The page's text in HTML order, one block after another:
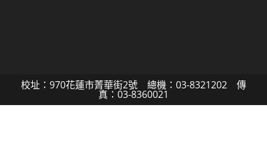
校址：970花蓮市菁華街2號 總機：03-8321202 傳
真：03-8360021